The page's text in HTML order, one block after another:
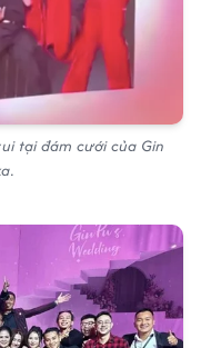
tại đám cưới của Gin